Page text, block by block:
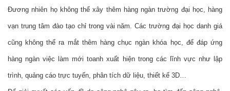
Đương nhiên họ không thể xây thêm hàng ngàn trường đại học, hàng
vạn trung tâm đào tạo chỉ trong vài năm. Các trường đại học danh giá
cũng không thể ra mắt thêm hàng chục ngàn khóa học, để đáp ứng
hàng ngàn việc làm mới toanh xuất hiện trong các lĩnh vực như lập
trình, quảng cáo trực tuyến, phân tích dữ liệu, thiết kế 3D…